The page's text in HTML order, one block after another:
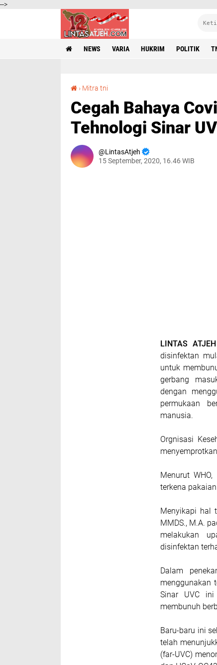
-->
NEWS VARIA HUKRIM POLITIK
› Mitra tni
Cegah Bahaya
Tehnologi Sinar
LintasAtjeh
15 September, 2020, 16.46 WIB
LINTAS
disinfektan
untuk
gerbang
dengan
permukaan
manusia.
Orgnisasi
Menurut
terkena
Menyikapi hal
MMDS., M.A.
melakukan
disinfektan
Dalam
menggunakan
Sinar UVC
membunuh
Baru-baru ini
telah
(far-UVC)